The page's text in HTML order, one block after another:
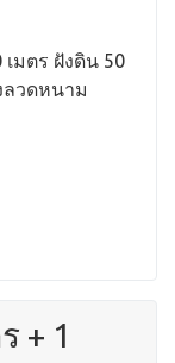
มตร ฝังดิน 50
ลวดหนาม
+ 1